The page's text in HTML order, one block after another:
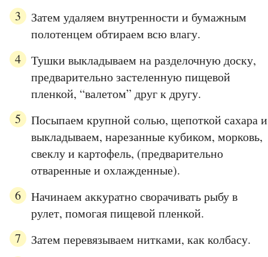
Затем удаляем внутренности и бумажным
полотенцем обтираем всю влагу.
Тушки выкладываем на разделочную доску,
предварительно застеленную пищевой
пленкой, “валетом” друг к другу.
Посыпаем крупной солью, щепоткой сахара и
выкладываем, нарезанные кубиком, морковь,
свеклу и картофель, (предварительно
отваренные и охлажденные).
Начинаем аккуратно сворачивать рыбу в
рулет, помогая пищевой пленкой.
Затем перевязываем нитками, как колбасу.